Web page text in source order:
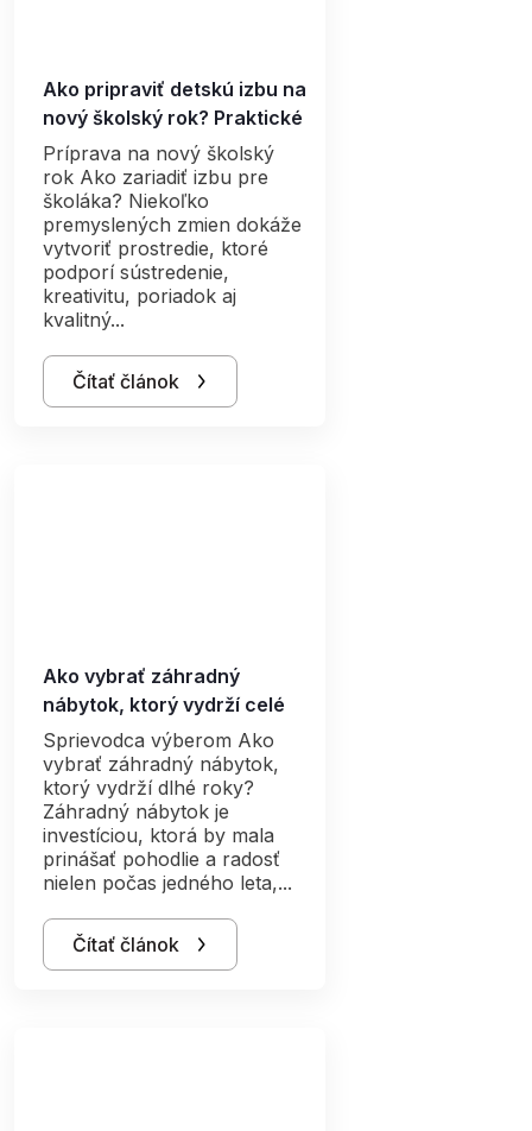
Ako pripraviť detskú izbu na
nový školský rok? Praktické
tipy pre rodičov
Príprava na nový školský
rok Ako zariadiť izbu pre
školáka? Niekoľko
premyslených zmien dokáže
vytvoriť prostredie, ktoré
podporí sústredenie,
kreativitu, poriadok aj
kvalitný...
Čítať článok
Ako vybrať záhradný
nábytok, ktorý vydrží celé
leto aj viac sezón
Sprievodca výberom Ako
vybrať záhradný nábytok,
ktorý vydrží dlhé roky?
Záhradný nábytok je
investíciou, ktorá by mala
prinášať pohodlie a radosť
nielen počas jedného leta,...
Čítať článok